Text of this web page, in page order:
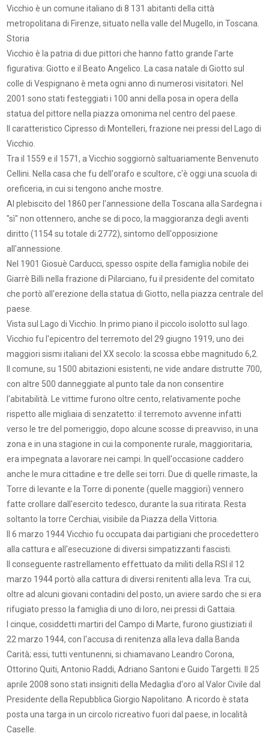
Vicchio è un comune italiano di 8 131 abitanti della città
metropolitana di Firenze, situato nella valle del Mugello, in Toscana.
Storia
Vicchio è la patria di due pittori che hanno fatto grande l'arte
figurativa: Giotto e il Beato Angelico. La casa natale di Giotto sul
colle di Vespignano è meta ogni anno di numerosi visitatori. Nel
2001 sono stati festeggiati i 100 anni della posa in opera della
statua del pittore nella piazza omonima nel centro del paese.
Il caratteristico Cipresso di Montelleri, frazione nei pressi del Lago di
Vicchio.
Tra il 1559 e il 1571, a Vicchio soggiornò saltuariamente Benvenuto
Cellini. Nella casa che fu dell'orafo e scultore, c'è oggi una scuola di
oreficeria, in cui si tengono anche mostre.
Al plebiscito del 1860 per l'annessione della Toscana alla Sardegna i
"sì" non ottennero, anche se di poco, la maggioranza degli aventi
diritto (1154 su totale di 2772), sintomo dell'opposizione
all'annessione.
Nel 1901 Giosuè Carducci, spesso ospite della famiglia nobile dei
Giarrè Billi nella frazione di Pilarciano, fu il presidente del comitato
che portò all'erezione della statua di Giotto, nella piazza centrale del
paese.
Vista sul Lago di Vicchio. In primo piano il piccolo isolotto sul lago.
Vicchio fu l'epicentro del terremoto del 29 giugno 1919, uno dei
maggiori sismi italiani del XX secolo: la scossa ebbe magnitudo 6,2.
Il comune, su 1500 abitazioni esistenti, ne vide andare distrutte 700,
con altre 500 danneggiate al punto tale da non consentire
l'abitabilità. Le vittime furono oltre cento, relativamente poche
rispetto alle migliaia di senzatetto: il terremoto avvenne infatti
verso le tre del pomeriggio, dopo alcune scosse di preavviso, in una
zona e in una stagione in cui la componente rurale, maggioritaria,
era impegnata a lavorare nei campi. In quell'occasione caddero
anche le mura cittadine e tre delle sei torri. Due di quelle rimaste, la
Torre di levante e la Torre di ponente (quelle maggiori) vennero
fatte crollare dall'esercito tedesco, durante la sua ritirata. Resta
soltanto la torre Cerchiai, visibile da Piazza della Vittoria.
Il 6 marzo 1944 Vicchio fu occupata dai partigiani che procedettero
alla cattura e all'esecuzione di diversi simpatizzanti fascisti.
Il conseguente rastrellamento effettuato da militi della RSI il 12
marzo 1944 portò alla cattura di diversi renitenti alla leva. Tra cui,
oltre ad alcuni giovani contadini del posto, un aviere sardo che si era
rifugiato presso la famiglia di uno di loro, nei pressi di Gattaia.
I cinque, cosiddetti martiri del Campo di Marte, furono giustiziati il
22 marzo 1944, con l'accusa di renitenza alla leva dalla Banda
Carità; essi, tutti ventunenni, si chiamavano Leandro Corona,
Ottorino Quiti, Antonio Raddi, Adriano Santoni e Guido Targetti. Il 25
aprile 2008 sono stati insigniti della Medaglia d'oro al Valor Civile dal
Presidente della Repubblica Giorgio Napolitano. A ricordo è stata
posta una targa in un circolo ricreativo fuori dal paese, in località
Caselle.